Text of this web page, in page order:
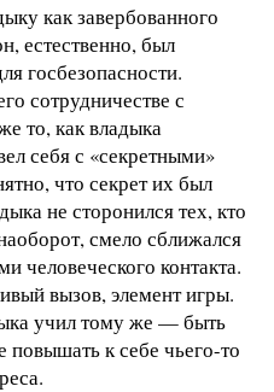
как завербованного
естественно, был
госбезопасности.
сотрудничестве с
то, как владыка
себя с «секретными»
что секрет их был
не сторонился тех, кто
смело сближался
человеческого контакта.
вызов, элемент игры.
учил тому же — быть
повышать к себе чьего-то